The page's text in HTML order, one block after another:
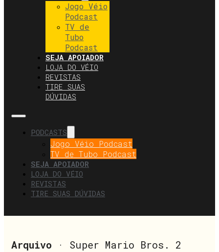
Jogo Véio
Podcast
TV de
Tubo
Podcast
SEJA APOIADOR
LOJA DO VÉIO
REVISTAS
TIRE SUAS
DÚVIDAS
PODCASTS
Jogo Véio Podcast
TV de Tubo Podcast
SEJA APOIADOR
LOJA DO VÉIO
REVISTAS
TIRE SUAS DÚVIDAS
Arquivo · Super Mario Bros. 2